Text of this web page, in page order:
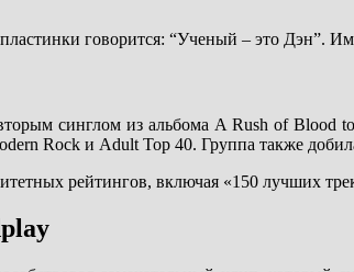
говорится: “Ученый – это Дэн”.
синглом из альбома A Rush of Blood
Rock и Adult Top 40. Группа также
рейтингов, включая «150 лучших